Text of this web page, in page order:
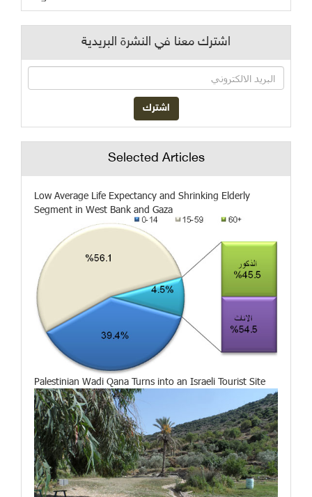
اشترك معنا في النشرة البريدية
Selected Articles
Low Average Life Expectancy and Shrinking Elderly
Segment in West Bank and Gaza
Palestinian Wadi Qana Turns into an Israeli Tourist Site